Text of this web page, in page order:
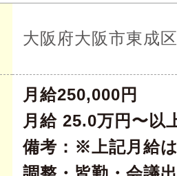
大阪府大阪市東成
月給250,000円
月給 25.0万円〜
備考：※上記月給